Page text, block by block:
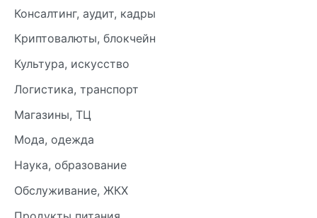
Консалтинг, аудит, кадры
Криптовалюты, блокчейн
Культура, искусство
Логистика, транспорт
Магазины, ТЦ
Мода, одежда
Наука, образование
Обслуживание, ЖКХ